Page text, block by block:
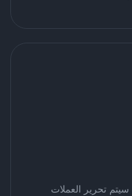
سيتم تحرير العملات